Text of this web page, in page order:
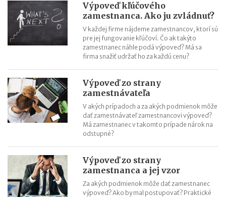
Výpoveď kľúčového
zamestnanca. Ako ju zvládnuť?
V každej firme nájdeme zamestnancov, ktorí sú
pre jej fungovanie kľúčoví. Čo ak takýto
zamestnanec náhle podá výpoveď? Má sa
firma snažiť udržať ho za každú cenu?
Výpoveď zo strany
zamestnávateľa
V akých prípadoch a za akých podmienok môže
dať zamestnávateľ zamestnancovi výpoveď?
Má zamestnanec v takomto prípade nárok na
odstupné?
Výpoveď zo strany
zamestnanca a jej vzor
Za akých podmienok môže dať zamestnanec
výpoveď? Ako by mal postupovať? Praktické